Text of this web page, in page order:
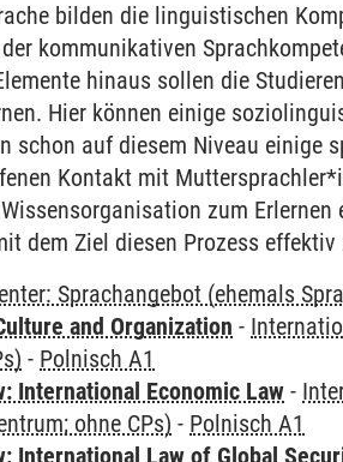
bilden die linguistischen
kommunikativen
hinaus sollen die
Hier können einige
schon auf diesem Niveau einige
Kontakt mit
zum Erlernen
dem Ziel diesen Prozess
Sprachangebot (ehemals
and Organization -
- Polnisch A1
International Economic Law -
ohne CPs) - Polnisch A1
International Law of Global